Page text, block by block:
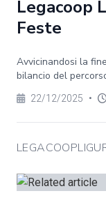
Legacoop
Feste
Avvicinandosi la
bilancio del
22/12/2025 •